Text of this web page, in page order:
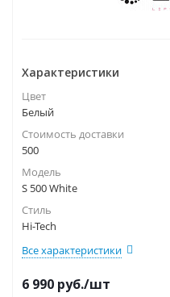
Характеристики
Цвет
Белый
Стоимость доставки
500
Модель
S 500 White
Стиль
Hi-Tech
Все характеристики
6 990 руб./шт